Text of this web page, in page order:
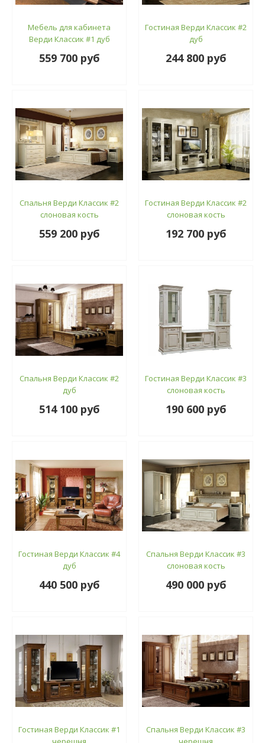
Мебель для кабинета
Верди Классик #1 дуб
559 700 руб
Гостиная Верди Классик #2
дуб
244 800 руб
Спальня Верди Классик #2
слоновая кость
559 200 руб
Гостиная Верди Классик #2
слоновая кость
192 700 руб
Спальня Верди Классик #2
дуб
514 100 руб
Гостиная Верди Классик #3
слоновая кость
190 600 руб
Гостиная Верди Классик #4
дуб
440 500 руб
Спальня Верди Классик #3
слоновая кость
490 000 руб
Гостиная Верди Классик #1
Спальня Верди Классик #3